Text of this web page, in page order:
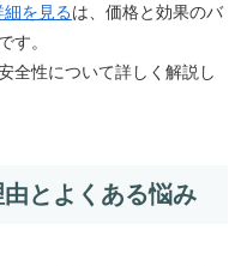
を見るは、価格と効果のバ
す。
全性について詳しく解説し
とよくある悩み